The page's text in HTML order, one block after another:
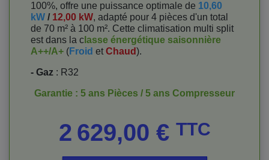
100%, offre une puissance optimale de 10,60
kW / 12,00 kW, adapté pour 4 pièces d'un total
de 70 m² à 100 m². Cette climatisation multi split
est dans la c lasse énergétique saisonnière
A++/A+ (Froid et Chaud).
- Gaz : R32
Garantie : 5 ans Pièces / 5 ans Compresseur
2 629,00 € TTC